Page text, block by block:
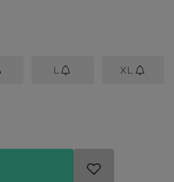
L XL